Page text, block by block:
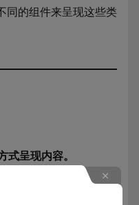
同的组件来呈现这些类
式呈现内容。